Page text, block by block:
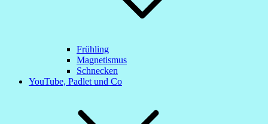
Frühling
Magnetismus
Schnecken
YouTube, Padlet und Co